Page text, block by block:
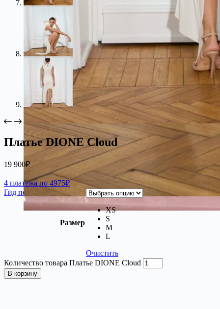
Платье DIONE Cloud
19 900₽
4 платежа по 4975₽
Гид по размерам
Размер
XS
S
M
L
Очистить
Количество товара Платье DIONE Cloud
В корзину